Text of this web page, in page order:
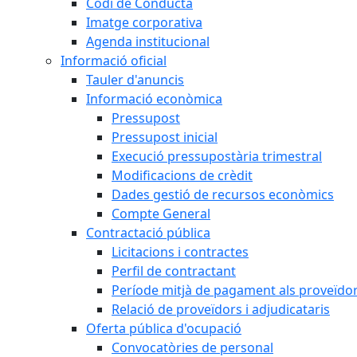
Imatge corporativa
Agenda institucional
Informació oficial
Tauler d'anuncis
Informació econòmica
Pressupost
Pressupost inicial
Execució pressupostària trimestral
Modificacions de crèdit
Dades gestió de recursos econòmics
Compte General
Contractació pública
Licitacions i contractes
Perfil de contractant
Període mitjà de pagament als
Relació de proveïdors i adjudicataris
Oferta pública d'ocupació
Convocatòries de personal